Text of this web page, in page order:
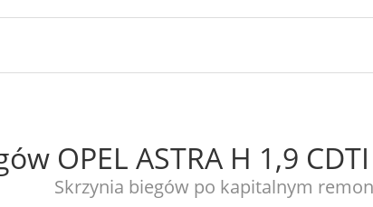
OPEL ASTRA H 1,9
Skrzynia biegów po kapitalnym